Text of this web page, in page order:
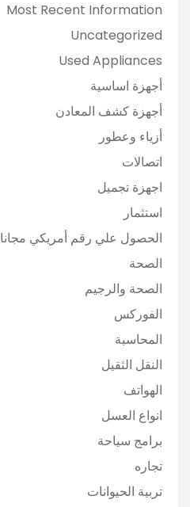
Most Recent Information
Uncategorized
Used Appliances
أجهزة اساسية
أجهزة كشف المعادن
أزياء وعطور
اتصالات
اجهزة تجميل
استثمار
الحصول علي رقم أمريكي مجانا
الصحة
الصحة والرجيم
الفوركس
المحاسبة
النقل الثقيل
الهواتف
انواع العسل
برامج سياحة
تجاره
تربية الحيوانات